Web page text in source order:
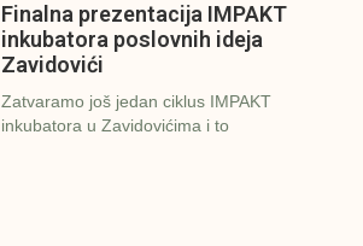
Finalna prezentacija IMPAKT
inkubatora poslovnih ideja
Zavidovići
Zatvaramo još jedan ciklus IMPAKT
inkubatora u Zavidovićima i to